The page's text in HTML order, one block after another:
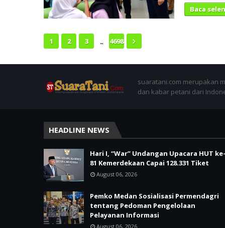
Baca
1 2 3 ... 4698
suaratani.com merupakan
dan kabar petani dari
HEADLINE NEWS
Hari I, “War” Undangan Upacara HUT ke-
81 Kemerdekaan Capai 128.331 Tiket
August 06, 2026
Pemko Medan Sosialisasi Permendagri
tentang Pedoman Pengelolaan
Pelayanan Informasi
August 06, 2026